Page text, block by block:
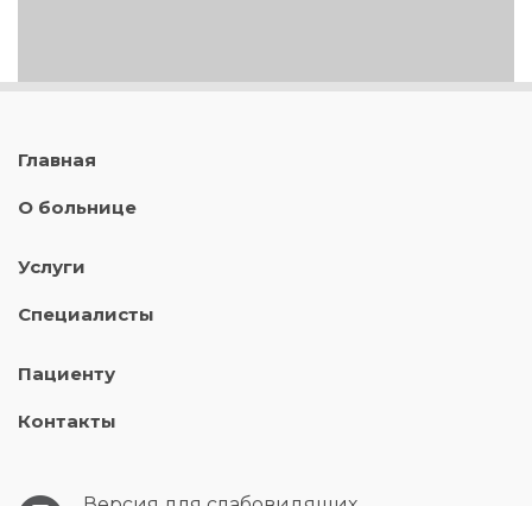
Главная
О больнице
Услуги
Специалисты
Пациенту
Контакты